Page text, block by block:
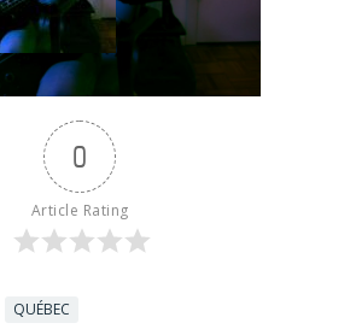
0
Article Rating
QUÉBEC